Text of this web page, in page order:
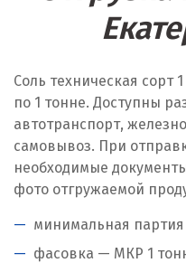
Соль техническая сорт
по 1 тонне. Доступны
автотранспорт,
самовывоз. При
необходимые
фото отгружаемой
минимальная
фасовка — МКР 1